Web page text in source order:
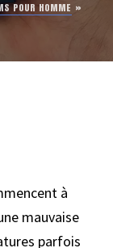
POUR HOMME »
à
mauvaise
parfois